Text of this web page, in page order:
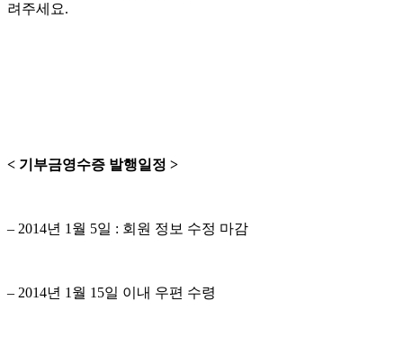
려주세요.
< 기부금영수증 발행일정 >
– 2014년 1월 5일 : 회원 정보 수정 마감
– 2014년 1월 15일 이내 우편 수령